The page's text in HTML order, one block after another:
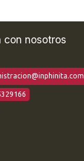
con nosotros